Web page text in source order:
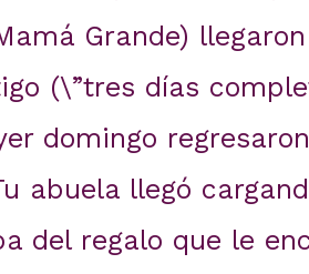
Grande)
(\”tres días
domingo
abuela llegó
del regalo que le